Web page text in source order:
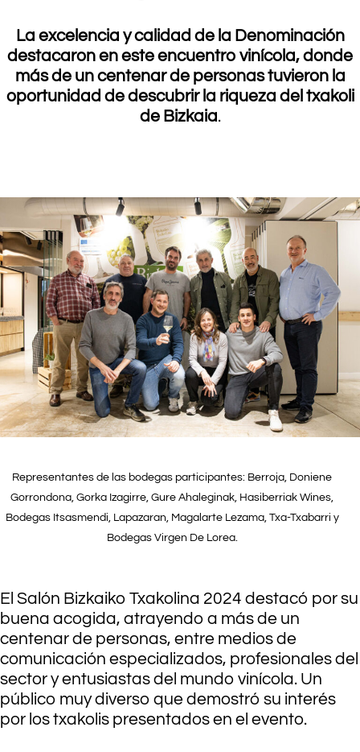
La excelencia y calidad de la Denominación
destacaron en este encuentro vinícola, donde
más de un centenar de personas tuvieron la
oportunidad de descubrir la riqueza del txakoli
de Bizkaia.
Representantes de las bodegas participantes: Berroja, Doniene
Gorrondona, Gorka Izagirre, Gure Ahaleginak, Hasiberriak Wines,
Bodegas Itsasmendi, Lapazaran, Magalarte Lezama, Txa-Txabarri y
Bodegas Virgen De Lorea.
El Salón Bizkaiko Txakolina 2024 destacó por su
buena acogida, atrayendo a más de un
centenar de personas, entre medios de
comunicación especializados, profesionales del
sector y entusiastas del mundo vinícola. Un
público muy diverso que demostró su interés
por los txakolis presentados en el evento.